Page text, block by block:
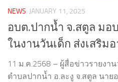
NEWS JANUARY 11, 2025
อบต.ปากน้ำ จ.สตูล มอบ
ในงานวันเด็ก ส่งเสริม
11 ม.ค.2568 – ผู้สื่อข่าวรายงา
ตำบลปากน้ำ อ.ละงู จ.สตูล นาย